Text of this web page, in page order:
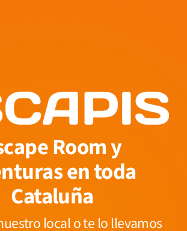
Room y
en toda
Cataluña
local o te lo llevamos